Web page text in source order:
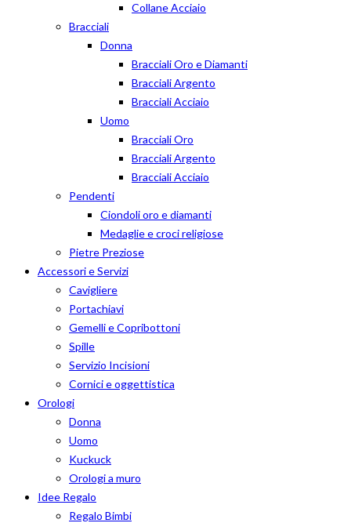
Collane Acciaio
Bracciali
Donna
Bracciali Oro e Diamanti
Bracciali Argento
Bracciali Acciaio
Uomo
Bracciali Oro
Bracciali Argento
Bracciali Acciaio
Pendenti
Ciondoli oro e diamanti
Medaglie e croci religiose
Pietre Preziose
Accessori e Servizi
Cavigliere
Portachiavi
Gemelli e Copribottoni
Spille
Servizio Incisioni
Cornici e oggettistica
Orologi
Donna
Uomo
Kuckuck
Orologi a muro
Idee Regalo
Regalo Bimbi